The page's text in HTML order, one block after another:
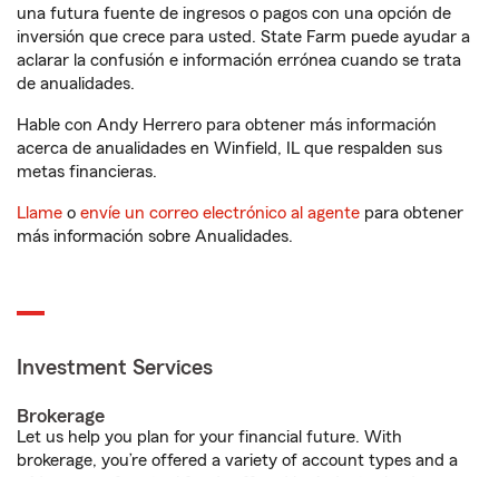
una futura fuente de ingresos o pagos con una opción de
inversión que crece para usted. State Farm puede ayudar a
aclarar la confusión e información errónea cuando se trata
de anualidades.
Hable con Andy Herrero para obtener más información
acerca de anualidades en Winfield, IL que respalden sus
metas financieras.
Llame o envíe un correo electrónico al agente para obtener
más información sobre Anualidades.
Investment Services
Brokerage
Let us help you plan for your financial future. With
brokerage, you’re offered a variety of account types and a